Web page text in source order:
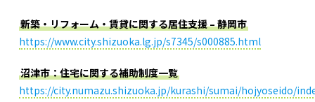
新築・リフォーム・賃貸に関する居住支援 – 静岡市
https://www.city.shizuoka.lg.jp/s7345/s000885.html
沼津市：住宅に関する補助制度一覧
https://city.numazu.shizuoka.jp/kurashi/sumai/hojyoseido/